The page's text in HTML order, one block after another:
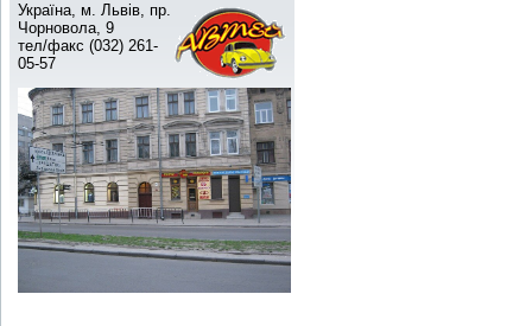
Україна, м. Львів, пр.
Чорновола, 9
тел/факс (032) 261-
05-57